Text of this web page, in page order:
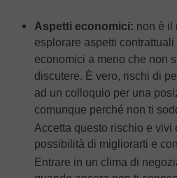
Aspetti economici: non è il
esplorare aspetti
economici a meno che non
discutere. È vero, rischi di
ad un colloquio per una
comunque perché non ti
Accetta questo rischio e vivi
possibilità di migliorarti e
Entrare in un clima di